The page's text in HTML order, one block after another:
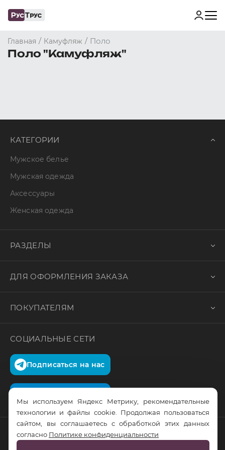
Главная / Камуфляж / Поло
Поло "Камуфляж"
КАТЕГОРИИ
Мужское белье
Мужская одежда
Аксессуары
Женская одежда
РАЗДЕЛЫ
ДЛЯ ОФОРМЛЕНИЯ ЗАКАЗА
ПОКУПАТЕЛЯМ
СОЦИАЛЬНЫЕ СЕТИ
Подписаться на нас
© RusTrus. 2011-2026. Все права защищены
Мы используем Яндекс Метрику, рекомендательные
технологии и файлы cookie. Продолжая пользоваться
сайтом, вы соглашаетесь с обработкой этих данных
согласно Политике конфиденциальности